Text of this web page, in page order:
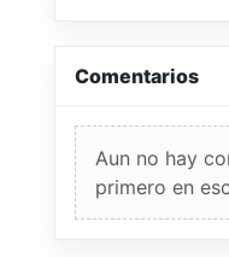
Comentarios
Aun no hay
primero en